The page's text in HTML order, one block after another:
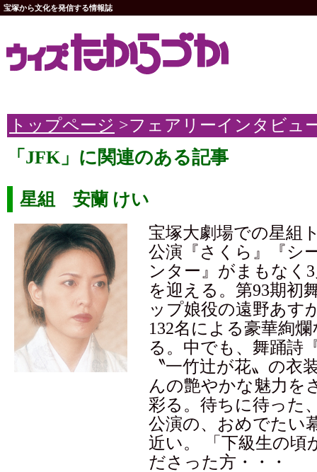
宝塚から文化を発信する情報誌
トップページ >フェアリーインタビュ
「JFK」に関連のある記事
星組 安蘭 けい
宝塚大劇場での星組
公演『さくら』『シ
ンター』がまもなく
を迎える。第93期初
ップ娘役の遠野あす
132名による豪華絢
る。中でも、舞踊詩
〝一竹辻が花〟の衣
んの艶やかな魅力を
彩る。待ちに待った
公演の、おめでたい
近い。 「下級生の頃
ださった方・・・